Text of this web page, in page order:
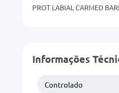
PROT LABIAL CARMED
Informações
Controlado